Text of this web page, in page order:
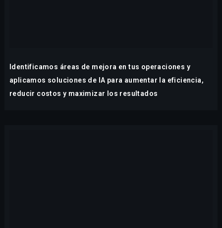
Identificamos áreas de mejora en tus operaciones y
aplicamos soluciones de IA para aumentar la eficiencia,
reducir costos y maximizar los resultados